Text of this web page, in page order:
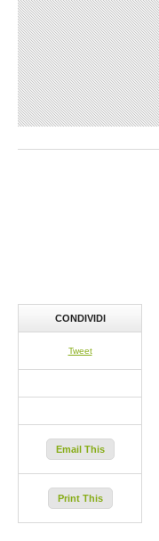
CONDIVIDI
Tweet
Email This
Print This